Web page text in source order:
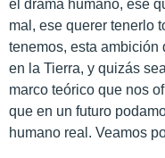
el drama humano, ese
mal, ese querer tenerlo
tenemos, esta ambición
en la Tierra, y quizás
marco teórico que nos
que en un futuro
humano real. Veamos